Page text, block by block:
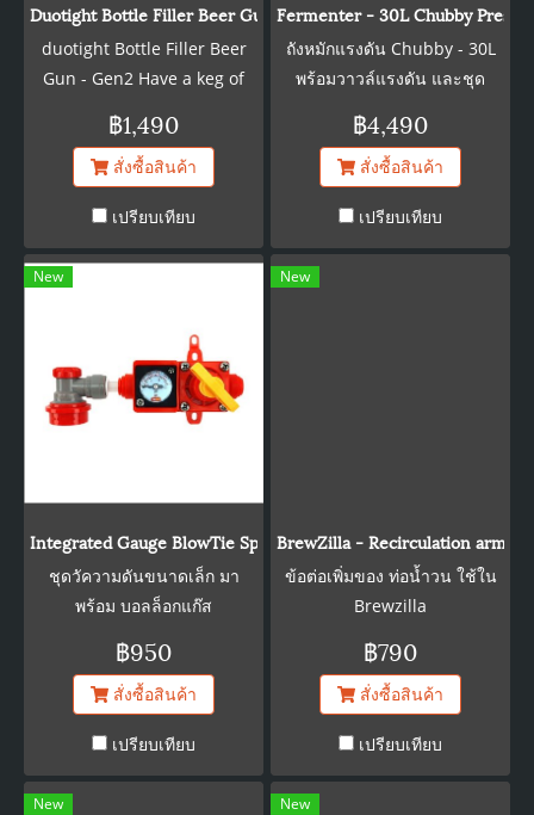
Duotight Bottle Filler Beer Gun
duotight Bottle Filler Beer
Gun - Gen2 Have a keg of
bottles to take with you to
the game, beach, or friend's
great way to fill bottles from
a keg. Every part that comes
into contact with your beer
features a CO2 purge, which
helps to prevent oxidation
during filling. These
makes filling bottles faster,
intuitive, more accurate,
and easier than ever!
Because the Bottle Filler
Beer Gun doesn't require a
pressurizing stopper, you
can fill a bottle of any depth
stem lengths or adding
฿1,490
สั่งซื้อสินค้า
เปรียบเทียบ
Fermenter - 30L Chubby
ถังหมักแรงดัน Chubby - 30L
พร้อมวาวล์แรงดัน และชุด
เดียวพร้อมหูจับสแตนเลส สินค้า
จากประเทศออสเตรเลีย ขนาด:
300มิลลิเมตร โดยรอบ
฿4,490
สั่งซื้อสินค้า
เปรียบเทียบ
New
Integrated Gauge BlowTie Spunding Valve Kit (0-15psi)
ชุดวัความดันขนาดเล็ก มา
พร้อม บอลล็อกแก๊ส
฿950
สั่งซื้อสินค้า
เปรียบเทียบ
New
BrewZilla - Recirculation arm
ข้อต่อเพิ่มของ ท่อน้ำวน ใช้ใน
Brewzilla
฿790
สั่งซื้อสินค้า
เปรียบเทียบ
New New